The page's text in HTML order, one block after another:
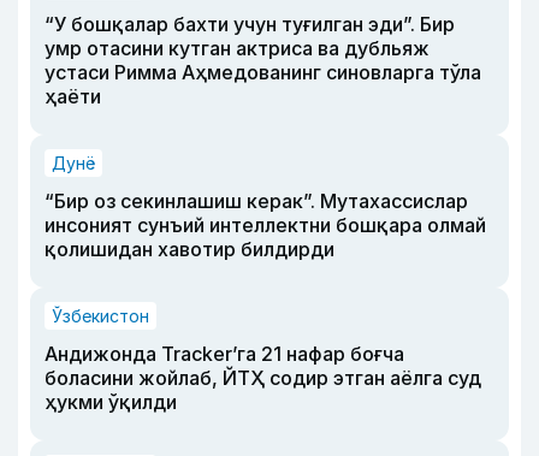
“У бошқалар бахти учун туғилган эди”. Бир
умр отасини кутган актриса ва дубльяж
устаси Римма Аҳмедованинг синовларга тўла
ҳаёти
Дунё
“Бир оз секинлашиш керак”. Мутахассислар
инсоният сунъий интеллектни бошқара олмай
қолишидан хавотир билдирди
Ўзбекистон
Андижонда Tracker’га 21 нафар боғча
боласини жойлаб, ЙТҲ содир этган аёлга суд
ҳукми ўқилди